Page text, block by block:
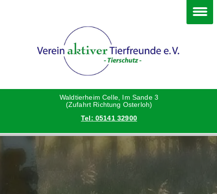
Waldtierheim Celle, Im Sande 3
(Zufahrt Richtung Osterloh)
Tel: 05141 32900
Katzen
Vermittlungshilfe privat
Danke an die Helfer
Vorstand
Satzung